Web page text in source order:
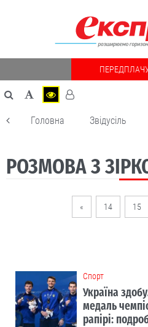
Головна Звідусіль
РОЗМОВА З
« 14 15
Cпорт
Україна
медаль
рапірі: